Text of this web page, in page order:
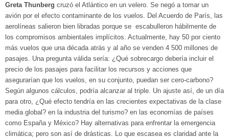
Greta Thunberg cruzó el Atlántico en un velero. Se negó a tomar un
avión por el efecto contaminante de los vuelos. Del Acuerdo de París, las
aerolíneas salieron bien libradas porque se escabulleron hábilmente de
los compromisos ambientales implícitos. Actualmente, hay 50 por ciento
más vuelos que una década atrás y al año se venden 4 500 millones de
pasajes. Una pregunta válida sería: ¿Qué sobrecargo debería incluir el
precio de los pasajes para facilitar los recursos y acciones que
asegurarían que los vuelos, en su conjunto, puedan ser cero-carbono?
Según algunos cálculos, podría alcanzar al triple. Un ajuste así, de un día
para otro, ¿Qué efecto tendría en las crecientes expectativas de la clase
media global? en la industria del turismo? en las economías de países
como España y México? Hay alternativas para enfrentar la emergencia
climática; pero son así de drásticas. Lo que escasea es claridad ante la